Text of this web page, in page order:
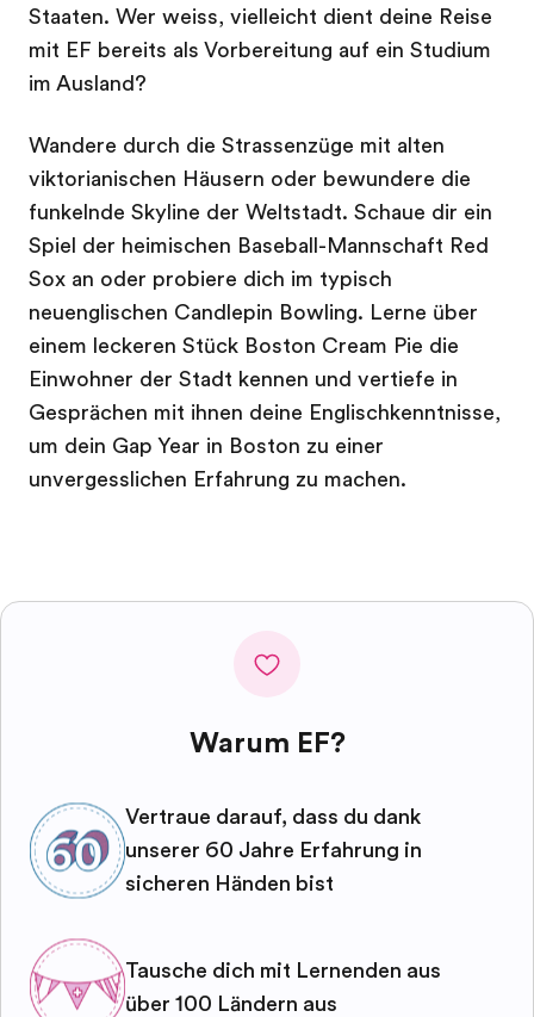
Staaten. Wer weiss, vielleicht dient deine Reise
mit EF bereits als Vorbereitung auf ein Studium
im Ausland?
Wandere durch die Strassenzüge mit alten
viktorianischen Häusern oder bewundere die
funkelnde Skyline der Weltstadt. Schaue dir ein
Spiel der heimischen Baseball-Mannschaft Red
Sox an oder probiere dich im typisch
neuenglischen Candlepin Bowling. Lerne über
einem leckeren Stück Boston Cream Pie die
Einwohner der Stadt kennen und vertiefe in
Gesprächen mit ihnen deine Englischkenntnisse,
um dein Gap Year in Boston zu einer
unvergesslichen Erfahrung zu machen.
Warum EF?
Vertraue darauf, dass du dank
unserer 60 Jahre Erfahrung in
sicheren Händen bist
Tausche dich mit Lernenden aus
über 100 Ländern aus